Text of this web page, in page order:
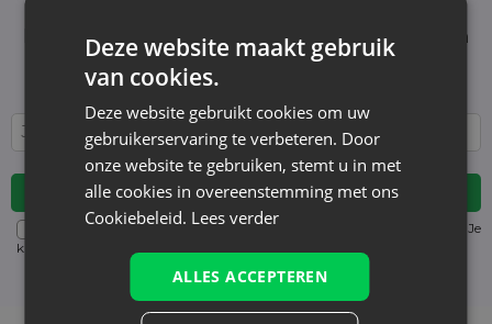
hoogte van het laatste nieuws en aanbiedingen
Wij informeren en tonen nieuws - zonder
onnodige spam. Blijf regelmatig bij ons!
Voor details over gegevensverwerking, zie onze Privacyverklaring. Je
kunt je op elk moment zonder kosten
Deze website maakt gebruik
van cookies.
Deze website gebruikt cookies om uw
gebruikerservaring te verbeteren. Door
onze website te gebruiken, stemt u in met
alle cookies in overeenstemming met ons
Cookiebeleid. Lees verder
ALLES ACCEPTEREN